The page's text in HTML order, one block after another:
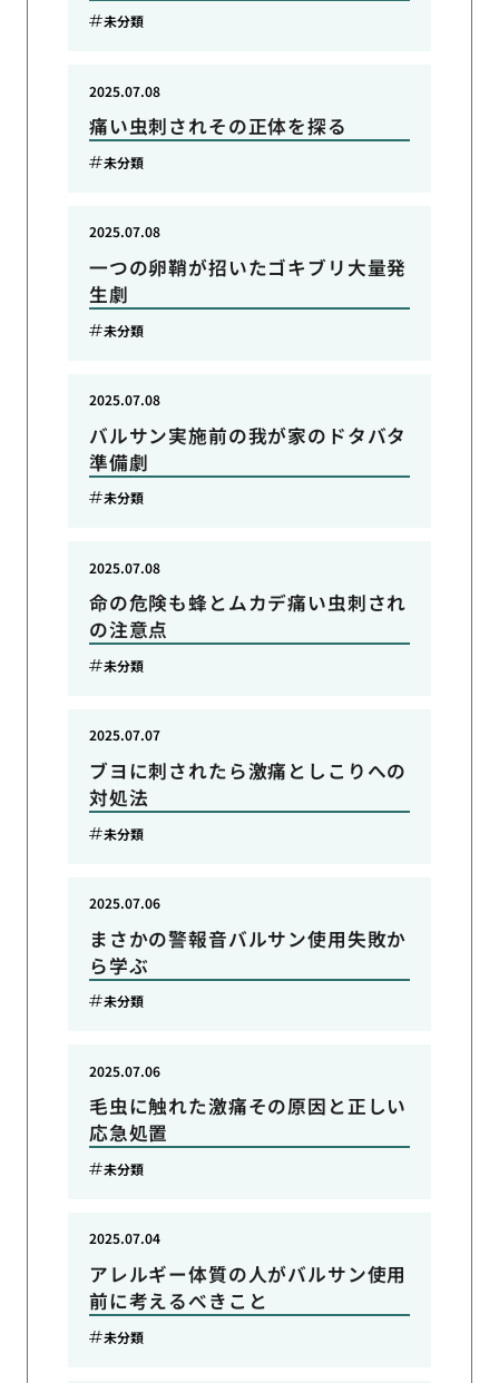
未分類
痛い虫刺されその正体を探る
2025.07.08
未分類
一つの卵鞘が招いたゴキブリ大量発
生劇
2025.07.08
未分類
バルサン実施前の我が家のドタバタ
準備劇
2025.07.08
未分類
命の危険も蜂とムカデ痛い虫刺され
の注意点
2025.07.08
未分類
ブヨに刺されたら激痛としこりへの
対処法
2025.07.07
未分類
まさかの警報音バルサン使用失敗か
ら学ぶ
2025.07.06
未分類
毛虫に触れた激痛その原因と正しい
応急処置
2025.07.06
未分類
アレルギー体質の人がバルサン使用
前に考えるべきこと
2025.07.04
未分類